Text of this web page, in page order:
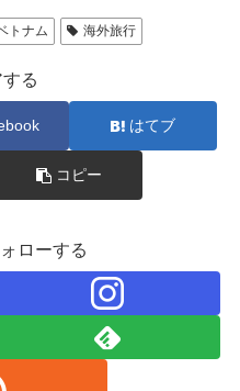
トナム 海外旅行
る
はてブ
コピー
ローする